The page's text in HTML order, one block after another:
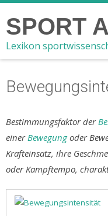
SPORT
Lexikon
Bestimmungsfaktor der
einerBewegungoder
Krafteinsatz, ihre
oder Kampftempo,